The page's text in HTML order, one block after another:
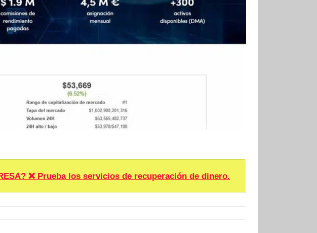
❌ Prueba los servicios de recuperación de dinero.